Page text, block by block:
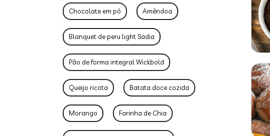
Chocolate em pó Amêndoa
Blanquet de peru light Sadia
Pão de forma integral Wickbold
Queijo ricota Batata doce cozida
Morango Farinha de Chia